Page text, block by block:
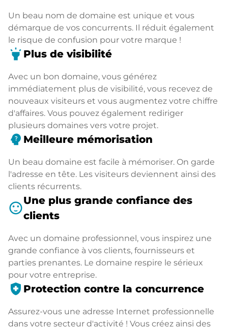
Un beau nom de domaine est unique et vous
démarque de vos concurrents. Il réduit également
le risque de confusion pour votre marque !
highlight Plus de visibilité
Avec un bon domaine, vous générez
immédiatement plus de visibilité, vous recevez de
nouveaux visiteurs et vous augmentez votre chiffre
d'affaires. Vous pouvez également rediriger
plusieurs domaines vers votre projet.
psychology_alt Meilleure mémorisation
Un beau domaine est facile à mémoriser. On garde
l'adresse en tête. Les visiteurs deviennent ainsi des
clients récurrents.
sentiment_satisfiedUne plus grande confiance des
clients
Avec un domaine professionnel, vous inspirez une
grande confiance à vos clients, fournisseurs et
parties prenantes. Le domaine respire le sérieux
pour votre entreprise.
health_and_safety Protection contre la concurrence
Assurez-vous une adresse Internet professionnelle
dans votre secteur d'activité ! Vous créez ainsi des